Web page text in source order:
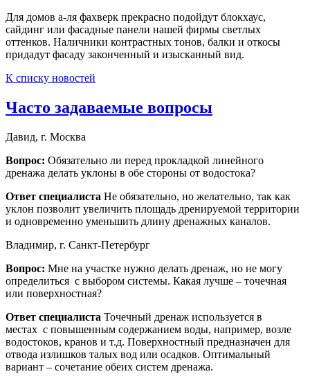
Для домов а-ля фахверк прекрасно подойдут блокхаус,
сайдинг или фасадные панели нашей фирмы светлых
оттенков. Наличники контрастных тонов, балки и откосы
придадут фасаду законченный и изысканный вид.
К списку новостей
Часто задаваемые вопросы
Давид, г. Москва
Вопрос: Обязательно ли перед прокладкой линейного
дренажа делать уклоны в обе стороны от водостока?
Ответ специалиста Не обязательно, но желательно, так как
уклон позволит увеличить площадь дренируемой территории
и одновременно уменьшить длину дренажных каналов.
Владимир, г. Санкт-Петербург
Вопрос: Мне на участке нужно делать дренаж, но не могу
определиться с выбором системы. Какая лучше – точечная
или поверхностная?
Ответ специалиста Точечный дренаж используется в
местах с повышенным содержанием воды, например, возле
водостоков, кранов и т.д. Поверхностный предназначен для
отвода излишков талых вод или осадков. Оптимальный
вариант – сочетание обеих систем дренажа.